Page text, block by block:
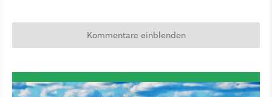
Kommentare einblenden